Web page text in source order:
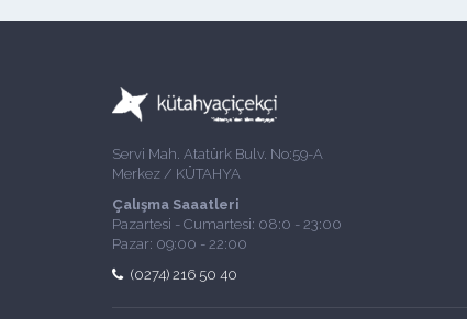
Servi Mah. Atatürk Bulv. No:59-A
Merkez / KÜTAHYA
Çalışma Saaatleri
Pazartesi - Cumartesi: 08:0 - 23:00
Pazar: 09:00 - 22:00
(0274) 216 50 40